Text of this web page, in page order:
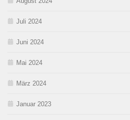
Juli 2024
Juni 2024
Mai 2024
März 2024
Januar 2023